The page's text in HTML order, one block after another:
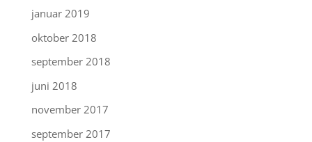
januar 2019
oktober 2018
september 2018
juni 2018
november 2017
september 2017